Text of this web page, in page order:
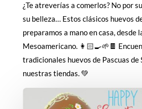
¿Te atreverías a comerlos? No por
su belleza… Estos clásicos huevos
preparamos a mano en casa, desde
Mesoamericano. 👩🏻‍🍳🌱🍫
tradicionales huevos de Pascuas de
nuestras tiendas. 💚